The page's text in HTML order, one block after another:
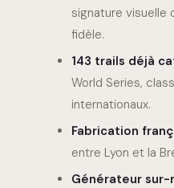
signature visuelle
fidèle.
143 trails déjà
World Series,
internationaux.
Fabrication
entre Lyon et la
Générateur sur-